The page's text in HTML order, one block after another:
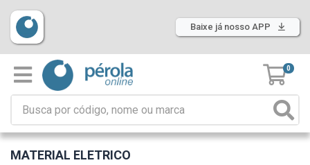
Baixe já nosso APP
0
MATERIAL ELETRICO